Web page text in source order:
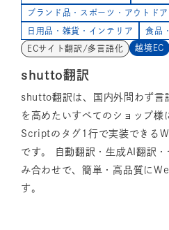
ブランド品・スポーツ・アウトドア
日用品・雑貨・インテリア 食品
ECサイト翻訳/多言語化 越境EC
shutto翻訳
shutto翻訳は、国内外問わず言
を高めたいすべてのショップ
Scriptのタグ1行で実装できる
です。 自動翻訳・生成AI翻訳
み合わせで、簡単・高品質に
す。